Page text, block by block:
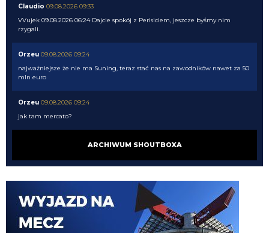
Claudio 09.08.2026 09:33
VVujek 09.08.2026 06:24 Dajcie spokój z Perisiciem, jeszcze byśmy nim
rzygali.
Orzeu 09.08.2026 09:24
najważniejsze że nie ma Suning, teraz stać nas na zawodników nawet za 50
mln euro
Orzeu 09.08.2026 09:24
jak tam mercato?
09.08.2026 09:24
Kielben 09.08.2026 09:08
Zostawię to specjalistom 💪🏼
Nerazzurro90
ARCHIWUM SHOUTBOXA